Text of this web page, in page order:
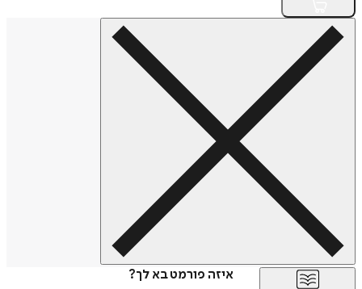
איזה פורמט בא לך?